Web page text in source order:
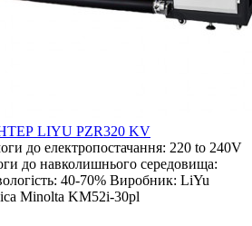
LIYU PZR320 KV
до електропостачання: 220 to 240V
до навколишнього середовища:
40-70% Виробник: LiYu
Minolta KM52i-30pl